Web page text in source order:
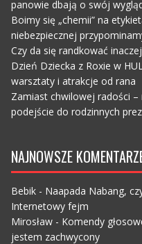
panowie dbają o swój
Boimy się „chemii” na
niebezpiecznej
Czy da się randkować
Dzień Dziecka z Roxie w
warsztaty i atrakcje od rana
Zamiast chwilowej radości –
podejście do rodzinnych
NAJNOWSZE
Bebik- Naapada Nabang,
Internetowy fejm
Mirosław- Komendy
jestem zachwycony